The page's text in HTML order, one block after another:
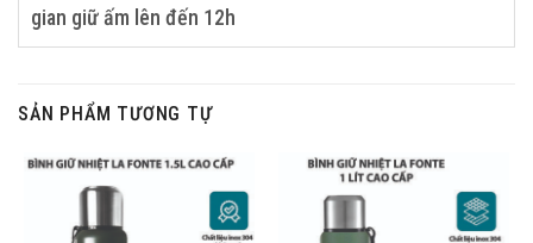
gian giữ ấm lên đến 12h
SẢN PHẨM TƯƠNG TỰ